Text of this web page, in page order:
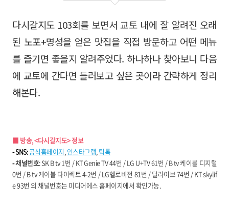
다시갈지도 103회를 보면서 교토 내에 잘 알려진 오래
된 노포+명성을 얻은 맛집을 직접 방문하고 어떤 메뉴
를 즐기면 좋을지 알려주었다. 하나하나 찾아보니 다음
에 교토에 간다면 들러보고 싶은 곳이라 간략하게 정리
해본다.
■ 방송, <다시갈지도> 정보
- SNS:공식홈페이지,인스타그램,틱톡
-채널번호: SK B tv 1번 / KT Genie TV 44번 / LG U+TV 61번 / B tv 케이블 디지털
0번 / B tv 케이블 다이렉트 4-2번 / LG헬로비전 81번 / 딜라이브 74번 / KT skylif
e 93번 외 채널번호는 미디어에스 홈페이지에서 확인가능.